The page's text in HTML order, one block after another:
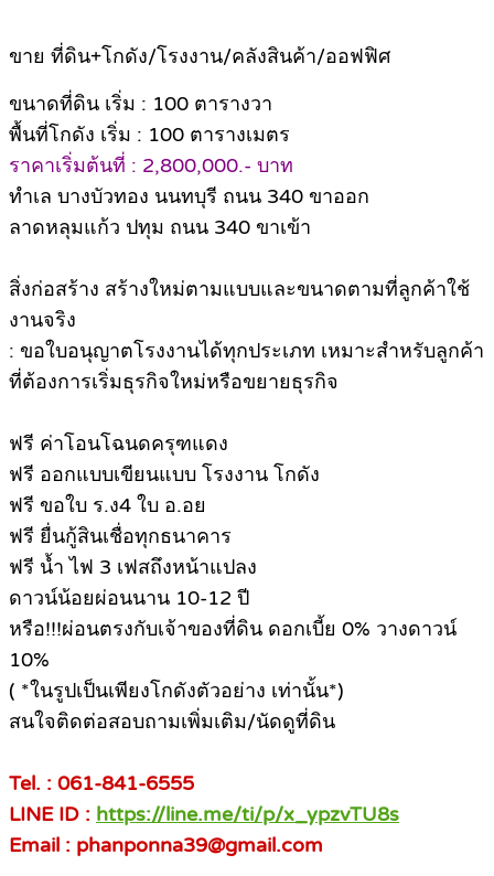
ขาย ที่ดิน+โกดัง/โรงงาน/คลังสินค้า/ออฟฟิศ
ขนาดที่ดิน เริ่ม : 100 ตารางวา
พื้นที่โกดัง เริ่ม : 100 ตารางเมตร
ราคาเริ่มต้นที่ : 2,800,000.- บาท
ทำเล บางบัวทอง นนทบุรี ถนน 340 ขาออก
ลาดหลุมแก้ว ปทุม ถนน 340 ขาเข้า
สิ่งก่อสร้าง สร้างใหม่ตามแบบและขนาดตามที่ลูกค้าใช้
งานจริง
: ขอใบอนุญาตโรงงานได้ทุกประเภท เหมาะสำหรับลูกค้า
ที่ต้องการเริ่มธุรกิจใหม่หรือขยายธุรกิจ
ฟรี ค่าโอนโฉนดครุฑแดง
ฟรี ออกแบบเขียนแบบ โรงงาน โกดัง
ฟรี ขอใบ ร.ง4 ใบ อ.อย
ฟรี ยื่นกู้สินเชื่อทุกธนาคาร
ฟรี น้ำ ไฟ 3 เฟสถึงหน้าแปลง
ดาวน์น้อยผ่อนนาน 10-12 ปี
หรือ!!!ผ่อนตรงกับเจ้าของที่ดิน ดอกเบี้ย 0% วางดาวน์
10%
( *ในรูปเป็นเพียงโกดังตัวอย่าง เท่านั้น*)
สนใจติดต่อสอบถามเพิ่มเติม/นัดดูที่ดิน
Tel. : 061-841-6555
LINE ID : https://line.me/ti/p/x_ypzvTU8s
Email : phanponna39@gmail.com